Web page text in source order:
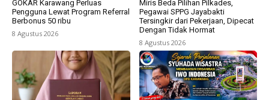
GOKAR Karawang Perluas
Pengguna Lewat Program Referral
Berbonus 50 ribu
8 Agustus 2026
Miris Beda Pilihan Pilkades,
Pegawai SPPG Jayabakti
Tersingkir dari Pekerjaan, Dipecat
Dengan Tidak Hormat
8 Agustus 2026